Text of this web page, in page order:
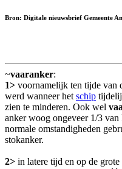
Bron: Digitale nieuwsbrief Gemeente
~vaaranker:
1> voornamelijk ten tijde van
werd wanneer het schip
zien te minderen. Ook wel
anker woog ongeveer 1/3
normale omstandigheden
stokanker.
2> in latere tijd en op de